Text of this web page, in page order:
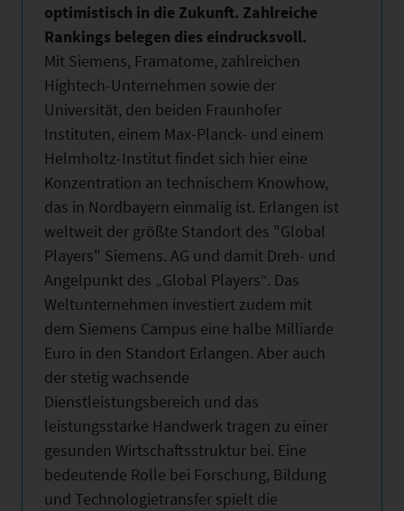
optimistisch in die Zukunft. Zahlreiche
Rankings belegen dies eindrucksvoll.
Mit Siemens, Framatome, zahlreichen
Hightech-Unternehmen sowie der
Universität, den beiden Fraunhofer
Instituten, einem Max-Planck- und einem
Helmholtz-Institut findet sich hier eine
Konzentration an technischem Knowhow,
das in Nordbayern einmalig ist. Erlangen ist
weltweit der größte Standort des "Global
Players" Siemens. AG und damit Dreh- und
Angelpunkt des „Global Players“. Das
Weltunternehmen investiert zudem mit
dem Siemens Campus eine halbe Milliarde
Euro in den Standort Erlangen. Aber auch
der stetig wachsende
Dienstleistungsbereich und das
leistungsstarke Handwerk tragen zu einer
gesunden Wirtschaftsstruktur bei. Eine
bedeutende Rolle bei Forschung, Bildung
und Technologietransfer spielt die